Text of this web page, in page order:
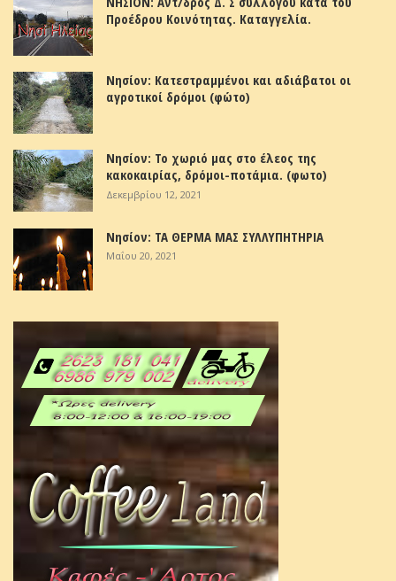
Προέδρου Κοινότητας. Καταγγελία.
Νησίον: Κατεστραμμένοι και αδιάβατοι οι
αγροτικοί δρόμοι (φώτο)
Νησίον: Το χωριό μας στο έλεος της
κακοκαιρίας, δρόμοι-ποτάμια. (φωτο)
Δεκεμβρίου 12, 2021
Νησίον: ΤΑ ΘΕΡΜΑ ΜΑΣ ΣΥΛΛΥΠΗΤΗΡΙΑ
Μαΐου 20, 2021